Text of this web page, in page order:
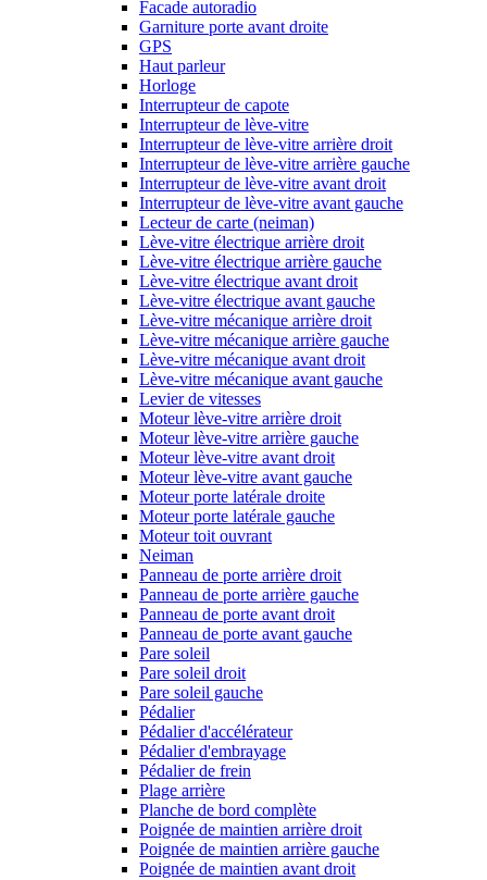
Facade autoradio
Garniture porte avant droite
GPS
Haut parleur
Horloge
Interrupteur de capote
Interrupteur de lève-vitre
Interrupteur de lève-vitre arrière droit
Interrupteur de lève-vitre arrière gauche
Interrupteur de lève-vitre avant droit
Interrupteur de lève-vitre avant gauche
Lecteur de carte (neiman)
Lève-vitre électrique arrière droit
Lève-vitre électrique arrière gauche
Lève-vitre électrique avant droit
Lève-vitre électrique avant gauche
Lève-vitre mécanique arrière droit
Lève-vitre mécanique arrière gauche
Lève-vitre mécanique avant droit
Lève-vitre mécanique avant gauche
Levier de vitesses
Moteur lève-vitre arrière droit
Moteur lève-vitre arrière gauche
Moteur lève-vitre avant droit
Moteur lève-vitre avant gauche
Moteur porte latérale droite
Moteur porte latérale gauche
Moteur toit ouvrant
Neiman
Panneau de porte arrière droit
Panneau de porte arrière gauche
Panneau de porte avant droit
Panneau de porte avant gauche
Pare soleil
Pare soleil droit
Pare soleil gauche
Pédalier
Pédalier d'accélérateur
Pédalier d'embrayage
Pédalier de frein
Plage arrière
Planche de bord complète
Poignée de maintien arrière droit
Poignée de maintien arrière gauche
Poignée de maintien avant droit